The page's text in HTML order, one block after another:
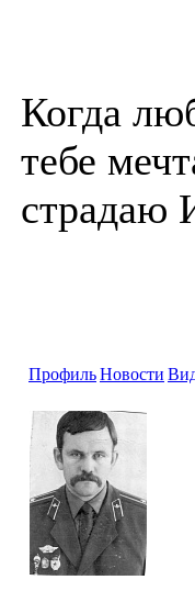
Когда
тебе
страдаю
ПрофильНовости